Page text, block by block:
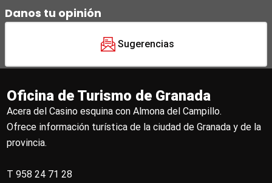
Danos tu opinión
Sugerencias
Oficina de Turismo de Granada
Acera del Casino esquina con Almona del Campillo.
Ofrece información turística de la ciudad de Granada y de la
provincia.
T 958 24 71 28